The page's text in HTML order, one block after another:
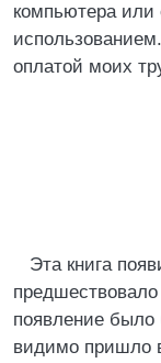
компьютера или
оплатой моих
Эта книга
появление
видимо пришло